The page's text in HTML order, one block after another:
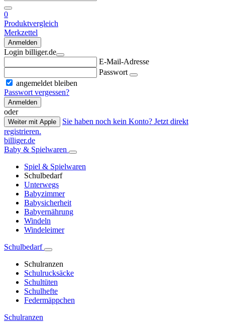
0
Produktvergleich
Merkzettel
Anmelden
Login billiger.de
E-Mail-Adresse
Passwort
angemeldet bleiben
Passwort vergessen?
Anmelden
oder
Weiter mit Apple
Sie haben noch kein Konto? Jetzt direkt
registrieren.
billiger.de
Baby & Spielwaren
Spiel & Spielwaren
Schulbedarf
Unterwegs
Babyzimmer
Babysicherheit
Babyernährung
Windeln
Windeleimer
Schulbedarf
Schulranzen
Schulrucksäcke
Schultüten
Schulhefte
Federmäppchen
Schulranzen